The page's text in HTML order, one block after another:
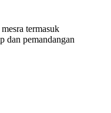
termasuk
dan pemandangan